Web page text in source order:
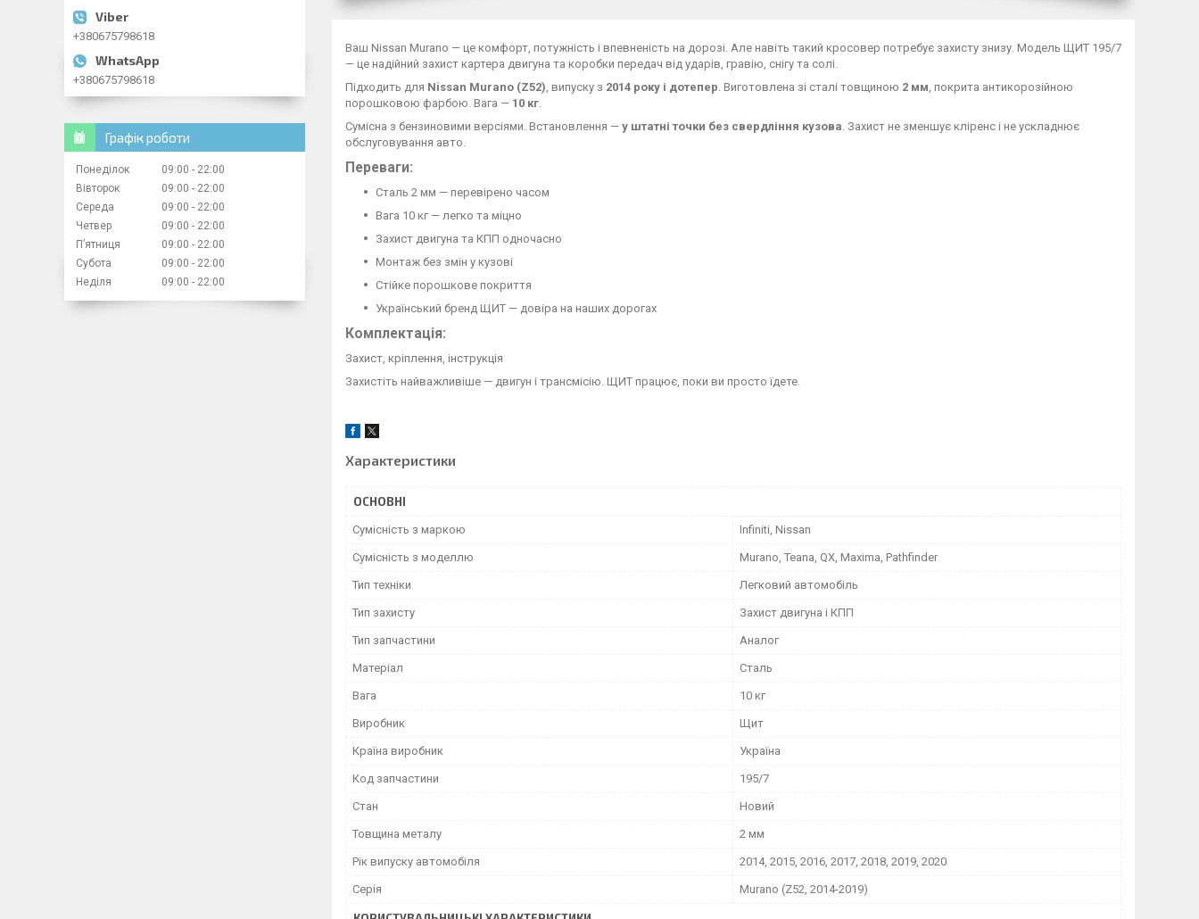
Ваш Nissan Murano — це комфорт, потужність і впевненість на дорозі. Але навіть такий кросовер потребує захисту знизу. Модель ЩИТ 195/7
— це надійний захист картера двигуна та коробки передач від ударів, гравію, снігу та солі.
Підходить для Nissan Murano (Z52) , випуску з 2014 року і дотепер . Виготовлена зі сталі товщиною 2 мм , покрита антикорозійною
порошковою фарбою. Вага — 10 кг
Сумісна з бензиновими версіями. Встановлення — у штатні точки без свердління кузова . Захист не зменшує кліренс і не ускладнює
обслуговування авто.
Переваги:
Сталь 2 мм — перевірено часом
Вага 10 кг — легко та міцно
Захист двигуна та КПП одночасно
Монтаж без змін у кузові
Стійке порошкове покриття
Український бренд ЩИТ — довіра на наших дорогах
Комплектація:
Захист, кріплення, інструкція
Захистіть найважливіше — двигун і трансмісію. ЩИТ працює, поки ви просто їдете.
Характеристики
ОСНОВНІ
Сумісність з маркою Infiniti, Nissan
Сумісність з моделлю Murano, Teana, QX, Maxima, Pathfinder
Тип техніки Легковий автомобіль
Тип захисту Захист двигуна і КПП
Тип запчастини Аналог
Матеріал Сталь
Вага 10 кг
Виробник Щит
Країна виробник Україна
Код запчастини 195/7
Стан Новий
Товщина металу 2 мм
Рік випуску автомобіля 2014, 2015, 2016, 2017, 2018, 2019, 2020
Серія Murano (Z52, 2014-2019)
+380675798618
+380675798618
Графік роботи
Понеділок 09:00
22:00
Вівторок
09:00
22:00
Середа
09:00
22:00
Четвер
09:00
22:00
Пʼятниця
09:00
22:00
Субота
09:00
22:00
Неділя
09:00 22:00